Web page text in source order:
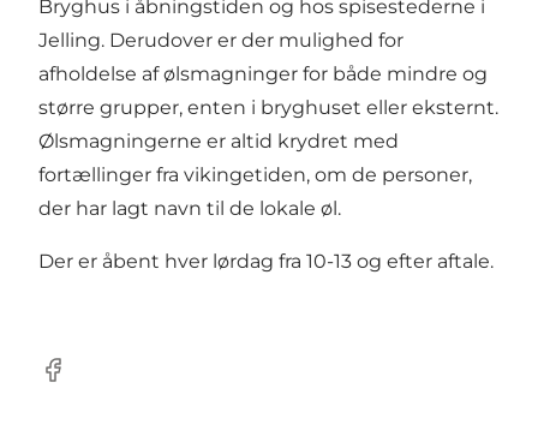
Bryghus i åbningstiden og hos spisestederne i
Jelling. Derudover er der mulighed for
afholdelse af ølsmagninger for både mindre og
større grupper, enten i bryghuset eller eksternt.
Ølsmagningerne er altid krydret med
fortællinger fra vikingetiden, om de personer,
der har lagt navn til de lokale øl.
Der er åbent hver lørdag fra 10-13 og efter aftale.
Facebook